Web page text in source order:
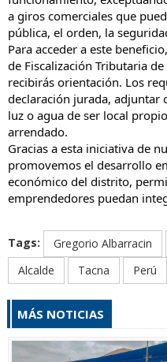
a giros comerciales que
pública, el orden, la
Para acceder a este
de Fiscalización Tributaria
recibirás orientación. Los
declaración jurada, adjuntar
luz o agua de ser local
arrendado.
Gracias a esta iniciativa de
promovemos el desarrollo
económico del distrito,
emprendedores puedan
Tags: Gregorio Albarracin
Alcalde
Tacna Perú
MÁS NOTICIAS